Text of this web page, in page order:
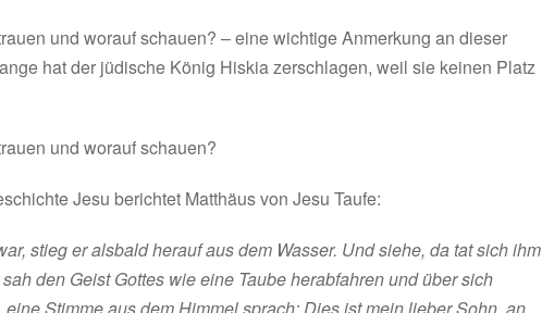
und worauf schauen? – eine wichtige Anmerkung an dieser
hat der jüdische König Hiskia zerschlagen, weil sie keinen Platz
und worauf schauen?
Jesu berichtet Matthäus von Jesu Taufe:
stieg er alsbald herauf aus dem Wasser. Und siehe, da tat sich ihm
den Geist Gottes wie eine Taube herabfahren und über sich